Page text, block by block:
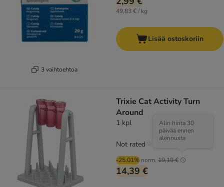
3 vaihtoehtoa
49,83 € / kg
Lisää ostoskoriin
Trixie Cat Activity Turn
Around
1 kpl
-25.01% norm. 19,19 €
Alin hinta 30
päivää ennen
alennusta
14,39 €
Not rated